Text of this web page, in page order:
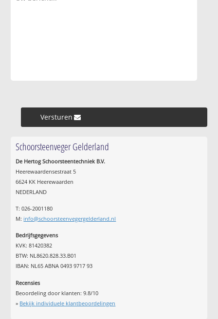
Versturen »
Schoorsteenveger Gelderland
De Hertog Schoorsteentechniek B.V.
Heerewaardensestraat 5
6624 KK Heerewaarden
NEDERLAND
T: 026-2001180
M: info@schoorsteenvegergelderland.nl
Bedrijfsgegevens
KVK: 81420382
BTW: NL8620.828.33.B01
IBAN: NL65 ABNA 0493 9717 93
Recensies
Beoordeling door klanten:9.8/10
» Bekijk individuele klantbeoordelingen